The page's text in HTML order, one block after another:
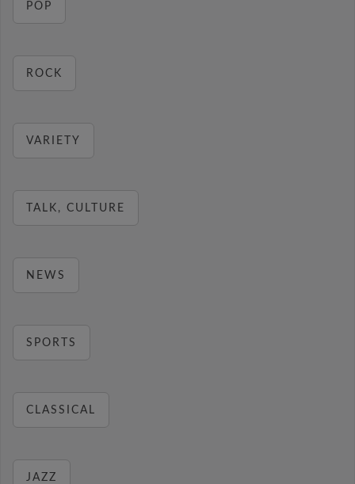
POP
ROCK
VARIETY
TALK, CULTURE
NEWS
SPORTS
CLASSICAL
JAZZ